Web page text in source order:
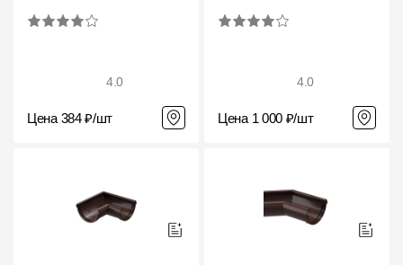
4.0
Цена 384 ₽/шт
4.0
Цена 1 000 ₽/шт